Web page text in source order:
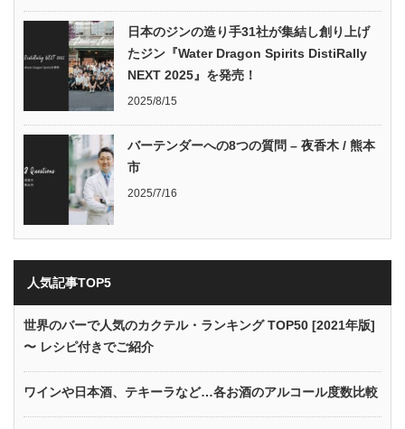
日本のジンの造り手31社が集結し創り上げ
たジン『Water Dragon Spirits DistiRally
NEXT 2025』を発売！
2025/8/15
バーテンダーへの8つの質問 – 夜香木 / 熊本
市
2025/7/16
人気記事TOP5
世界のバーで人気のカクテル・ランキング TOP50 [2021年版]
〜 レシピ付きでご紹介
ワインや日本酒、テキーラなど…各お酒のアルコール度数比較